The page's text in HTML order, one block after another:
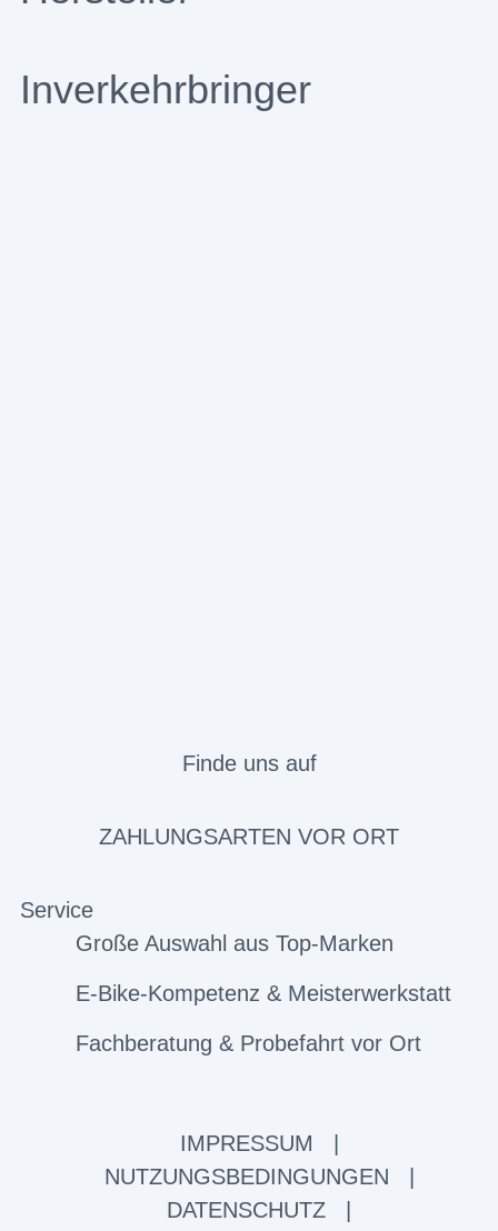
Inverkehrbringer
Finde uns auf
ZAHLUNGSARTEN VOR ORT
Service
Große Auswahl aus Top-Marken
E-Bike-Kompetenz & Meisterwerkstatt
Fachberatung & Probefahrt vor Ort
IMPRESSUM
NUTZUNGSBEDINGUNGEN
DATENSCHUTZ